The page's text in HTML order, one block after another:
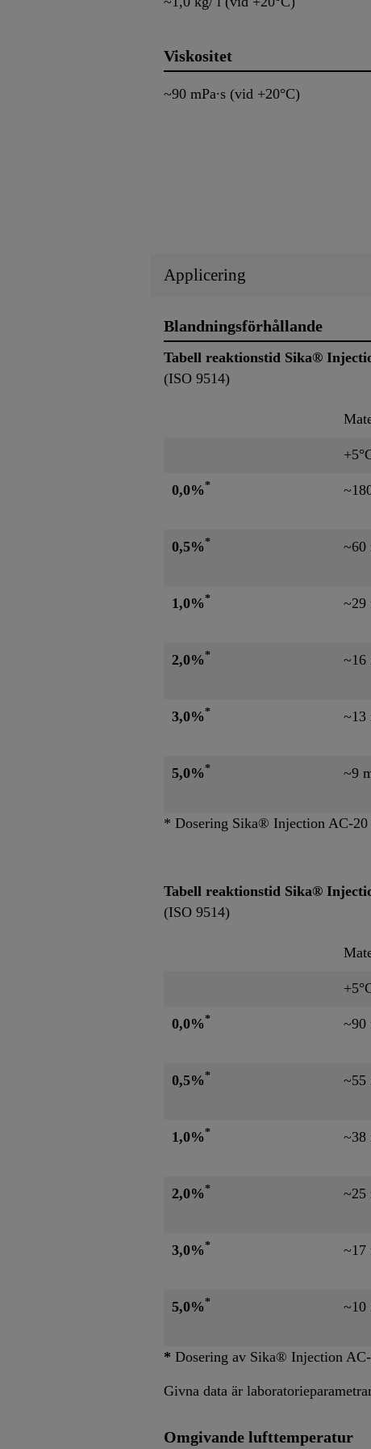
Viskositet
~90 mPa∙s (vid +20°C)
Applicering
Blandningsförhållande
Tabell reaktionstid Sika®
(ISO 9514)
0,0%*
0,5%* ~60
1,0%* ~29
2,0%* ~16
3,0%* ~13
5,0%* ~9
* Dosering Sika® Injection AC-
Tabell reaktionstid Sika®
(ISO 9514)
0,0%* ~90
0,5%* ~55
1,0%* ~38
2,0%* ~25
3,0%* ~17
5,0%* ~10
* Dosering av Sika® Injection
Givna data är
Omgivande lufttemperatur